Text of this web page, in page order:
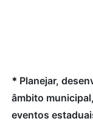
* Planejar,
âmbito
eventos